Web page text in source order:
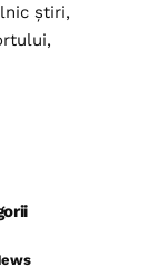
știri,